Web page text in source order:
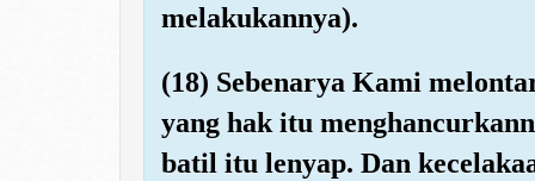
melakukannya).
(18) Sebenarya Kami
yang hak itu
batil itu lenyap. Dan